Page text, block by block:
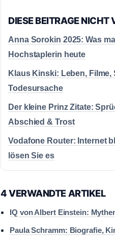
DIESE BEITRAGE NICHT
Anna Sorokin 2025: Was
Hochstaplerin heute
Klaus Kinski: Leben, Filme,
Todesursache
Der kleine Prinz Zitate:
Abschied & Trost
Vodafone Router: Internet
lösen Sie es
4 VERWANDTE ARTIKEL
IQ von Albert Einstein:
Paula Schramm: Biografie,